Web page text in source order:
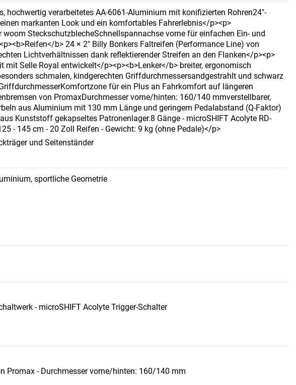
hochwertig verarbeitetes AA-6061-Aluminium mit konifizierten Rohren24"-
markanten Look und ein komfortables Fahrerlebnis</p><p>
SteckschutzblecheSchnellspannachse vorne für einfachen Ein- und
b> 24 × 2" Billy Bonkers Faltreifen (Performance Line) von
Lichtverhältnissen dank reflektierender Streifen an den Flanken</p><p>
Selle Royal entwickelt</p><p><b>Lenker</b> breiter, ergonomisch
schmalen, kindgerechten Griffdurchmessersandgestrahlt und schwarz
für ein Plus an Fahrkomfort auf längeren
von PromaxDurchmesser vorne/hinten: 160/140 mmverstellbarer,
aus Aluminium mit 130 mm Länge und geringem Pedalabstand (Q-Faktor)
Kunststoff gekapseltes Patronenlager.8 Gänge - microSHIFT Acolyte RD-
- 145 cm - 20 Zoll Reifen - Gewicht: 9 kg (ohne Pedale)</p>
und Seitenständer
sportliche Geometrie
- microSHIFT Acolyte Trigger-Schalter
Promax - Durchmesser vorne/hinten: 160/140 mm